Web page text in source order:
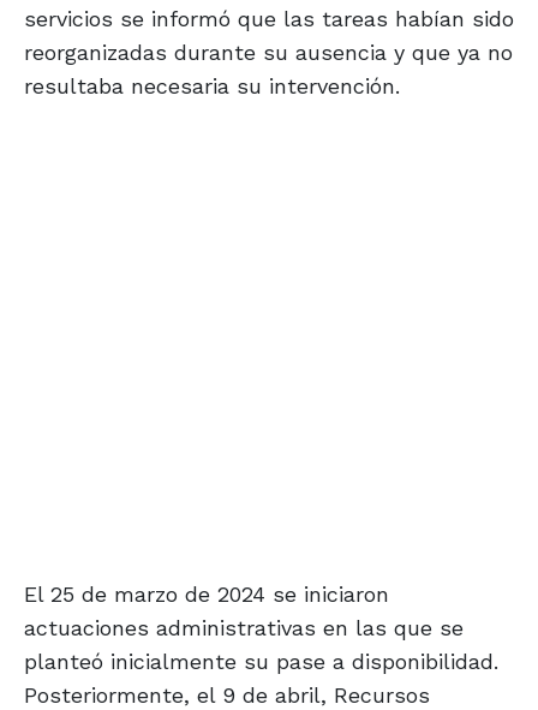
servicios se informó que las tareas habían sido
reorganizadas durante su ausencia y que ya no
resultaba necesaria su intervención.
El 25 de marzo de 2024 se iniciaron
actuaciones administrativas en las que se
planteó inicialmente su pase a disponibilidad.
Posteriormente, el 9 de abril, Recursos